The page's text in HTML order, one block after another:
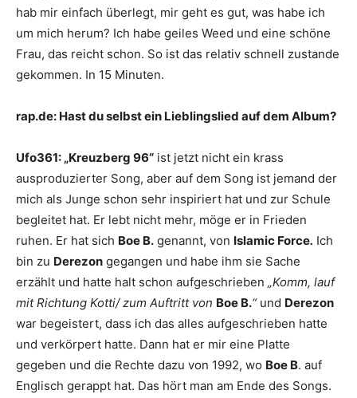
hab mir einfach überlegt, mir geht es gut, was habe ich
um mich herum? Ich habe geiles Weed und eine schöne
Frau, das reicht schon. So ist das relativ schnell zustande
gekommen. In 15 Minuten.
rap.de: Hast du selbst ein Lieblingslied auf dem Album?
Ufo361: „Kreuzberg 96“ ist jetzt nicht ein krass
ausproduzierter Song, aber auf dem Song ist jemand der
mich als Junge schon sehr inspiriert hat und zur Schule
begleitet hat. Er lebt nicht mehr, möge er in Frieden
ruhen. Er hat sich Boe B. genannt, von Islamic Force. Ich
bin zu Derezon gegangen und habe ihm sie Sache
erzählt und hatte halt schon aufgeschrieben „Komm, lauf
mit Richtung Kotti/ zum Auftritt von Boe B.“ und Derezon
war begeistert, dass ich das alles aufgeschrieben hatte
und verkörpert hatte. Dann hat er mir eine Platte
gegeben und die Rechte dazu von 1992, wo Boe B. auf
Englisch gerappt hat. Das hört man am Ende des Songs.